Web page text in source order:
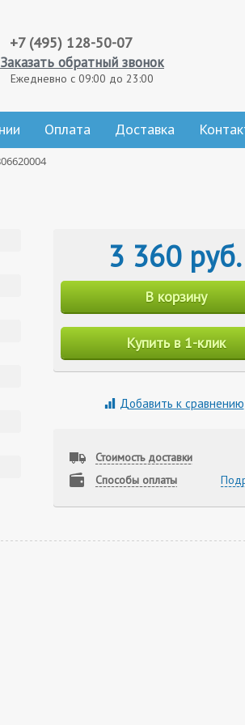
+7 (495) 128-50-07
Заказать обратный звонок
Ежедневно с 09:00 до 23:00
Оплата Доставка
3 360 руб.
В корзину
Купить в 1-клик
Добавить к сравнению
Стоимость доставки
Способы оплаты